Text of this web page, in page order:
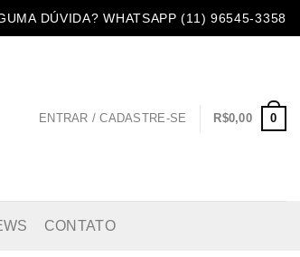
DÚVIDA? WHATSAPP (11) 96545-3358
ENTRAR / CADASTRE-SE R$0,00 0
CONTATO